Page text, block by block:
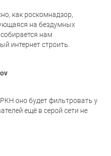
как роскомнадзор,
на бездумных
нам
интернет строить.
оно будет фильтровать у
ещё в серой сети не